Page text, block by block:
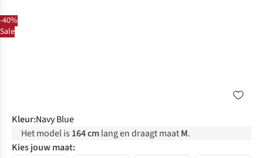
-40%
Sale
Kleur:Navy Blue
Het model is 164 cmlang en draagt maatM.
Kies jouw maat: